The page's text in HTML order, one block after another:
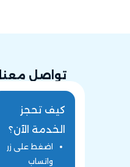
تواصل معنا
كيف تحجز
الخدمة الآن؟
اضغط على زر
واتساب